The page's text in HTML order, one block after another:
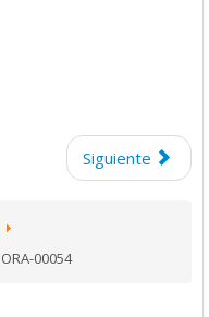
Siguiente
00054